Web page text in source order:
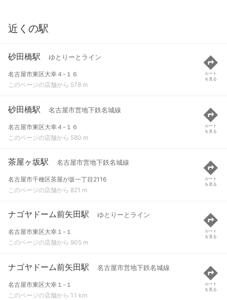
近くの駅
砂田橋駅 ゆとりーとライン
名古屋市東区大幸４-１６
このページの店舗から 578 m
ルート
を見る
砂田橋駅 名古屋市営地下鉄名城線
名古屋市東区大幸４-１６
このページの店舗から 580 m
ルート
を見る
茶屋ヶ坂駅 名古屋市営地下鉄名城線
名古屋市千種区茶屋が坂一丁目2116
このページの店舗から 821 m
ルート
を見る
ナゴヤドーム前矢田駅 ゆとりーとライン
名古屋市東区大幸１-１
このページの店舗から 905 m
ルート
を見る
ナゴヤドーム前矢田駅 名古屋市営地下鉄名城線
名古屋市東区大幸１-１
このページの店舗から 1.1 km
ルート
を見る